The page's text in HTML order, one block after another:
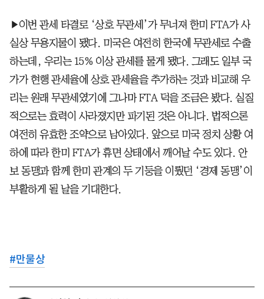
▶이번 관세 타결로 ‘상호 무관세’가 무너져 한미 FTA가 사
실상 무용지물이 됐다. 미국은 여전히 한국에 무관세로 수출
하는데, 우리는 15% 이상 관세를 물게 됐다. 그래도 일부 국
가가 현행 관세율에 상호 관세율을 추가하는 것과 비교해 우
리는 원래 무관세였기에 그나마 FTA 덕을 조금은 봤다. 실질
적으로는 효력이 사라졌지만 파기된 것은 아니다. 법적으론
여전히 유효한 조약으로 남아있다. 앞으로 미국 정치 상황 여
하에 따라 한미 FTA가 휴면 상태에서 깨어날 수도 있다. 안
보 동맹과 함께 한미 관계의 두 기둥을 이뤘던 ‘경제 동맹’이
부활하게 될 날을 기대한다.
#만물상